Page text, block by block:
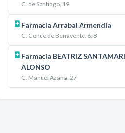
C. de Santiago, 19
Farmacia Arrabal Armendia
C. Conde de Benavente, 6, 8
Farmacia BEATRIZ
ALONSO
C. Manuel Azaña, 27